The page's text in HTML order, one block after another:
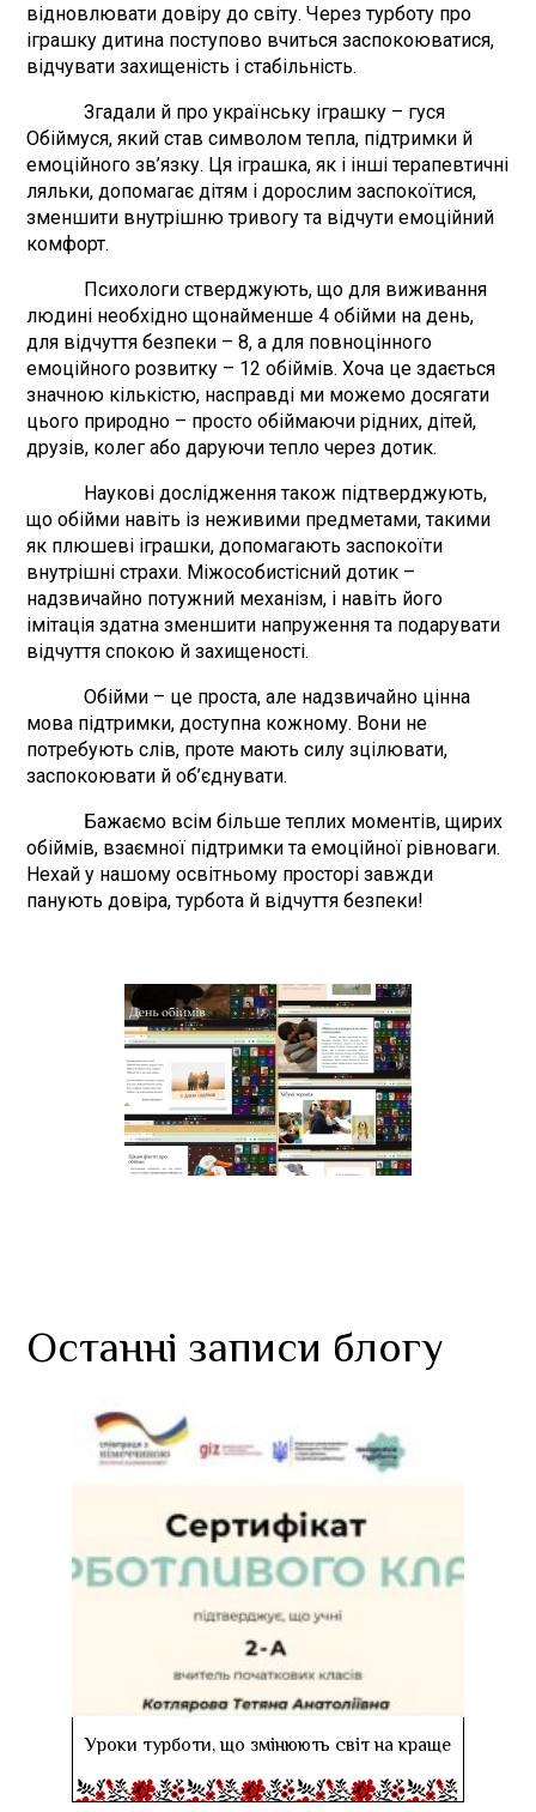
відновлювати довіру до світу. Через турботу про
іграшку дитина поступово вчиться заспокоюватися,
відчувати захищеність і стабільність.
Згадали й про українську іграшку – гуся
Обіймуся, який став символом тепла, підтримки й
емоційного зв’язку. Ця іграшка, як і інші терапевтичні
ляльки, допомагає дітям і дорослим заспокоїтися,
зменшити внутрішню тривогу та відчути емоційний
комфорт.
Психологи стверджують, що для виживання
людині необхідно щонайменше 4 обійми на день,
для відчуття безпеки – 8, а для повноцінного
емоційного розвитку – 12 обіймів. Хоча це здається
значною кількістю, насправді ми можемо досягати
цього природно – просто обіймаючи рідних, дітей,
друзів, колег або даруючи тепло через дотик.
Наукові дослідження також підтверджують,
що обійми навіть із неживими предметами, такими
як плюшеві іграшки, допомагають заспокоїти
внутрішні страхи. Міжособистісний дотик –
надзвичайно потужний механізм, і навіть його
імітація здатна зменшити напруження та подарувати
відчуття спокою й захищеності.
Обійми – це проста, але надзвичайно цінна
мова підтримки, доступна кожному. Вони не
потребують слів, проте мають силу зцілювати,
заспокоювати й об’єднувати.
Бажаємо всім більше теплих моментів, щирих
обіймів, взаємної підтримки та емоційної рівноваги.
Нехай у нашому освітньому просторі завжди
панують довіра, турбота й відчуття безпеки!
Останні записи блогу
Уроки турботи, що змінюють світ на краще